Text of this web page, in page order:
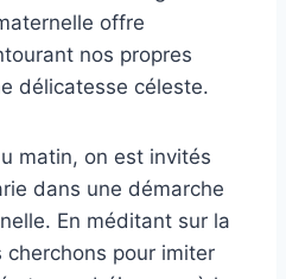
offre
nos propres
délicatesse céleste.
matin, on est invités
dans une démarche
En méditant sur la
pour imiter